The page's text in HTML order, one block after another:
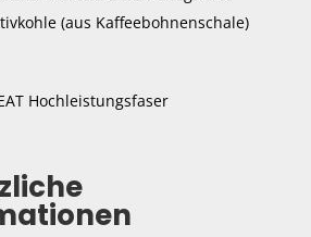
(aus Kaffeebohnenschale)
Hochleistungsfaser